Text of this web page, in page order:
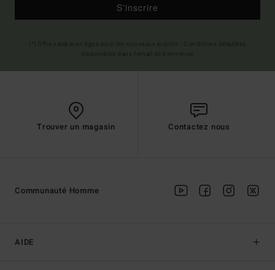
S'inscrire
Trouver un magasin Contactez nous
AIDE
Communauté Homme